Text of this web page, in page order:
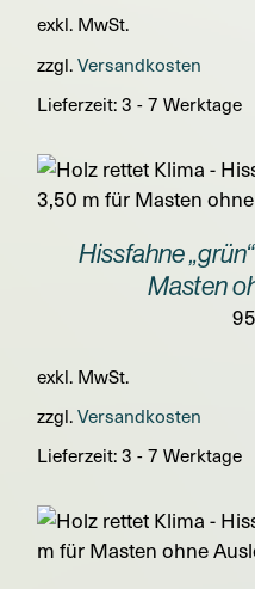
exkl. MwSt.
zzgl.Versandkosten
Lieferzeit:3 - 7 Werktage
Hissfahne
Masten
exkl. MwSt.
zzgl.Versandkosten
Lieferzeit:3 - 7 Werktage